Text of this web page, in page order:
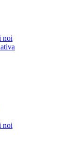
noi
noi